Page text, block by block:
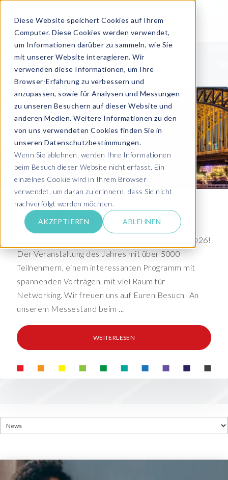
Diese Website speichert Cookies auf Ihrem
Computer. Diese Cookies werden verwendet,
um Informationen darüber zu sammeln, wie Sie
mit unserer Website interagieren. Wir
verwenden diese Informationen, um Ihre
Browser-Erfahrung zu verbessern und
anzupassen, sowie für Analysen und Messungen
zu unseren Besuchern auf dieser Website und
anderen Medien. Weitere Informationen zu den
von uns verwendeten Cookies finden Sie in
unseren Datenschutzbestimmungen.
Wenn Sie ablehnen, werden Ihre Informationen
beim Besuch dieser Website nicht erfasst. Ein
einzelnes Cookie wird in Ihrem Browser
verwendet, um daran zu erinnern, dass Sie nicht
nachverfolgt werden möchten.
AKZEPTIEREN ABLEHNEN
DSAG-Jahreskongress 2026 Köln
Wir sind dabei auf dem DSAG-Jahreskongress 2026!
Der Veranstaltung des Jahres mit über 5000
Teilnehmern, einem interessanten Programm mit
spannenden Vorträgen, mit viel Raum für
Networking. Wir freuen uns auf Euren Besuch! An
unserem Messestand beim ...
WEITERLESEN